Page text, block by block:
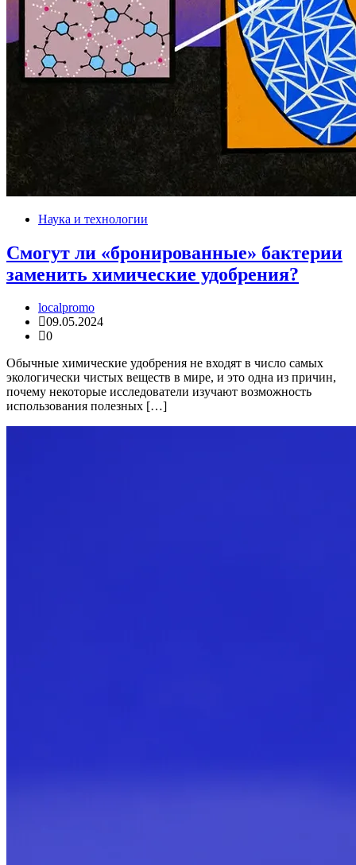
Наука и технологии
Смогут ли «бронированные» бактерии
заменить химические удобрения?
localpromo
09.05.2024
0
Обычные химические удобрения не входят в число самых
экологически чистых веществ в мире, и это одна из причин,
почему некоторые исследователи изучают возможность
использования полезных […]